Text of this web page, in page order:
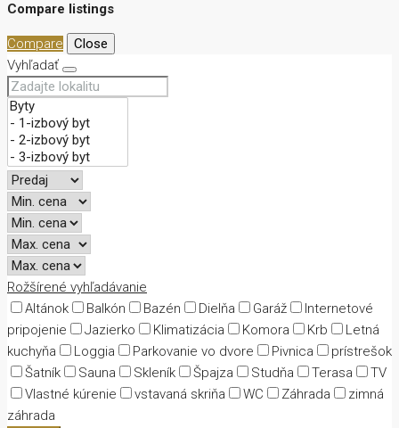
Compare listings
Compare
Close
Vyhľadať
Rožšírené vyhľadávanie
Altánok
Balkón Bazén Dielňa Garáž
Internetové
pripojenie
Jazierko Klimatizácia Komora Krb
Letná
kuchyňa
Loggia Parkovanie vo dvore Pivnica
prístrešok
Šatník
Sauna Skleník Špajza Studňa Terasa
TV
Vlastné kúrenie
vstavaná skriňa WC Záhrada
zimná
záhrada